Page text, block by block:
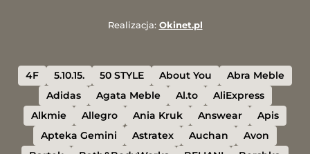
Realizacja: Okinet.pl
4F 5.10.15. 50 STYLE About You
Abra Meble
Adidas
Agata Meble Al.to
AliExpress
Alkmie
Allegro Ania Kruk Answear
Apis
Apteka Gemini
Astratex Auchan
Avon